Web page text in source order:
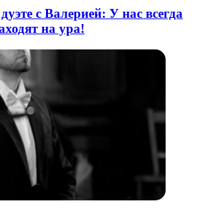
с Валерией: У нас всегда
на ура!